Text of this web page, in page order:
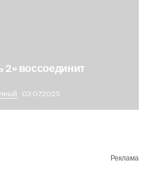
2» воссоединит
03.07.2025
Реклама